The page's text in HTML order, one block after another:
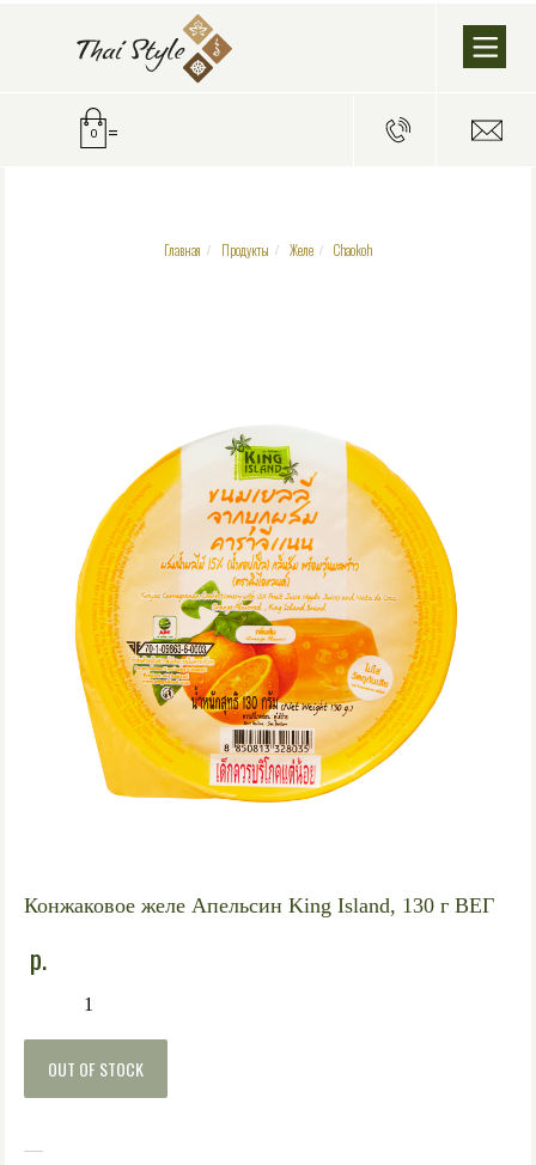
0 =
Главная / Продукты / Желе / Chaokoh
Конжаковое желе Апельсин King Island, 130 г ВЕГ
р.
1
OUT OF STOCK
―